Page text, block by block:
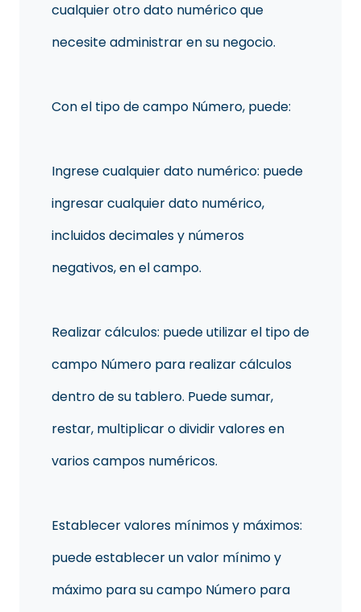
cualquier otro dato numérico que
necesite administrar en su negocio.
Con el tipo de campo Número, puede:
Ingrese cualquier dato numérico: puede
ingresar cualquier dato numérico,
incluidos decimales y números
negativos, en el campo.
Realizar cálculos: puede utilizar el tipo de
campo Número para realizar cálculos
dentro de su tablero. Puede sumar,
restar, multiplicar o dividir valores en
varios campos numéricos.
Establecer valores mínimos y máximos:
puede establecer un valor mínimo y
máximo para su campo Número para